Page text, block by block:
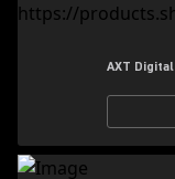
AXT